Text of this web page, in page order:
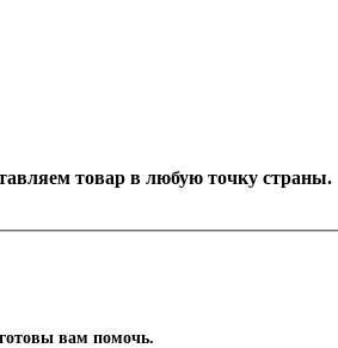
товар в любую точку страны.
вам помочь.